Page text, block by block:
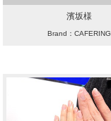
濱坂様
Brand：CAFERING